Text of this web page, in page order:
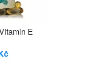
E